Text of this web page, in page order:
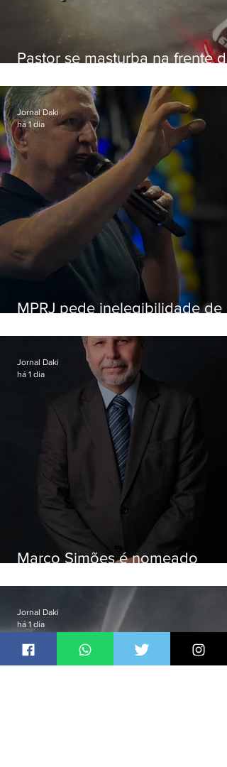
Pastor se masturba na frente de
MPRJ pede inelegibilidade de
Jornal Daki
há 1 dia
Marco Simões é nomeado
Jornal Daki
há 1 dia
Jornal Daki
há 1 dia